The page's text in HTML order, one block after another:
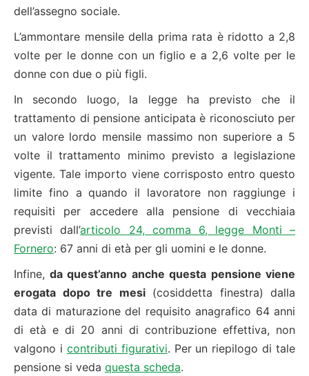
dell’assegno sociale.
L’ammontare mensile della prima rata è ridotto a 2,8
volte per le donne con un figlio e a 2,6 volte per le
donne con due o più figli.
In secondo luogo, la legge ha previsto che il
trattamento di pensione anticipata è riconosciuto per
un valore lordo mensile massimo non superiore a 5
volte il trattamento minimo previsto a legislazione
vigente. Tale importo viene corrisposto entro questo
limite fino a quando il lavoratore non raggiunge i
requisiti per accedere alla pensione di vecchiaia
previsti dall’articolo 24, comma 6, legge Monti –
Fornero: 67 anni di età per gli uomini e le donne.
Infine,da quest’anno anche questa pensione viene
erogata dopo tre mesi(cosiddetta finestra) dalla
data di maturazione del requisito anagrafico 64 anni
di età e di 20 anni di contribuzione effettiva, non
valgono i contributi figurativi. Per un riepilogo di tale
pensione si veda questa scheda.